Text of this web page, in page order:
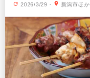
2026/3/29 ・ 新潟市ほか